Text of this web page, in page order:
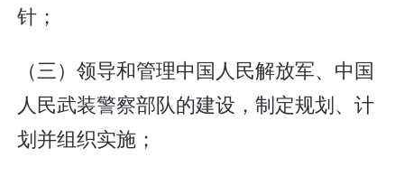
针；
（三）领导和管理中国人民解放军、中国
人民武装警察部队的建设，制定规划、计
划并组织实施；